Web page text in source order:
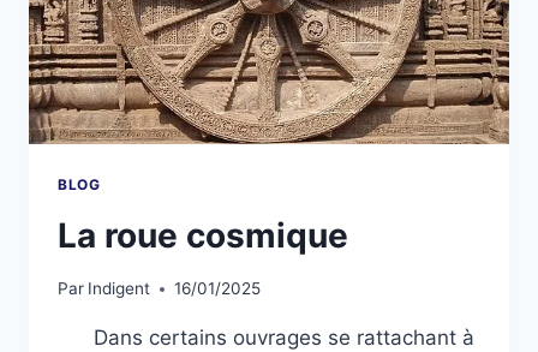
BLOG
La roue cosmique
Par Indigent 16/01/2025
Dans certains ouvrages se rattachant à